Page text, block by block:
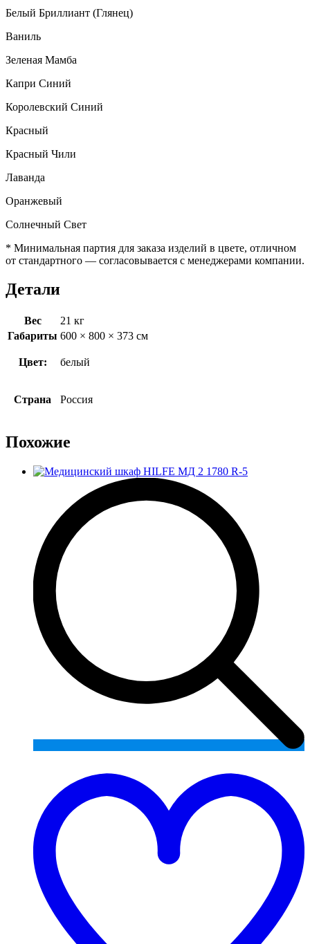
Белый Бриллиант (Глянец)
Ваниль
Зеленая Мамба
Капри Синий
Королевский Синий
Красный
Красный Чили
Лаванда
Оранжевый
Солнечный Свет
* Минимальная партия для заказа изделий в цвете, отличном
от стандартного — согласовывается с менеджерами компании.
Детали
Вес
21 кг
Габариты 600 × 800 × 373 см
Цвет: белый
Страна Россия
Похожие